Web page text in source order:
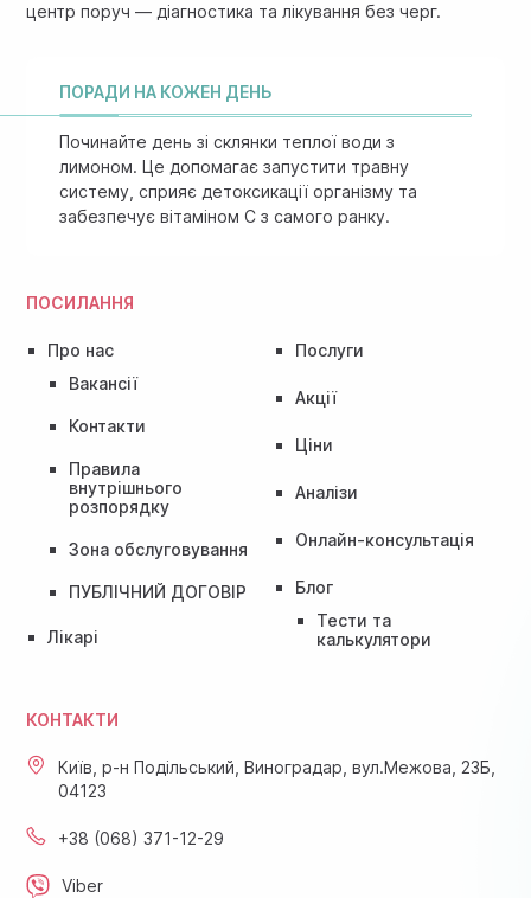
ПОСИЛАННЯ
Про нас
Вакансії
Контакти
Правила
внутрішнього
розпорядку
Зона обслуговування
ПУБЛІЧНИЙ ДОГОВІР
Лікарі
Послуги
Акції
Ціни
Аналізи
Онлайн-консультація
Блог
Тести та
калькулятори
центр поруч — діагностика та лікування без черг.
ПОРАДИ НА КОЖЕН ДЕНЬ
Починайте день зі склянки теплої води з
лимоном. Це допомагає запустити травну
систему, сприяє детоксикації організму та
забезпечує вітаміном C з самого ранку.
КОНТАКТИ
Київ, р-н Подільський, Виноградар, вул.Межова, 23Б,
04123
+38 (068) 371-12-29
Viber